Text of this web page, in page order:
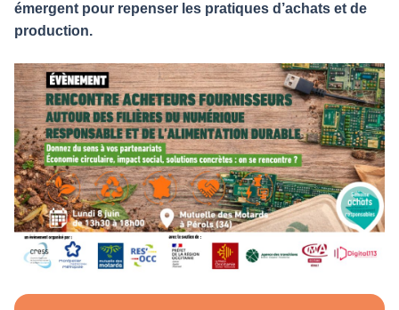
émergent pour repenser les pratiques d’achats et de
production.